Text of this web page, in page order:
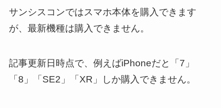
サンシスコンではスマホ本体を購入できます
が、最新機種は購入できません。
記事更新日時点で、例えばiPhoneだと「7」
「8」「SE2」「XR」しか購入できません。